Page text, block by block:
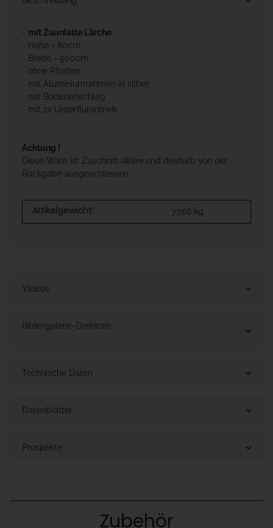
- mit Zaunlatte Lärche
- Höhe = 80cm
- Breite = 500cm
- ohne Pfosten
- mit Aluminiumrahmen in silber
- mit Bodenanschlag
- mit 2x Unterflurantrieb
Achtung !
Diese Ware ist Zuschnitt-Ware und deshalb von der
Rückgabe ausgeschlossen
Artikelgewicht: 77,68 kg
Videos
Bildergalerie-Drehtore
Technische Daten
Datenblätter
Prospekte
Zubehör